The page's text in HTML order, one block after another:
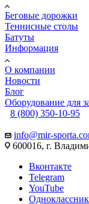
Беговые дорожки
Теннисные столы
Батуты
Информация
О компании
Новости
Блог
Оборудование для
8 (800) 350-10-95
info@mir-
600016, г.
Вконтакте
Telegram
YouTube